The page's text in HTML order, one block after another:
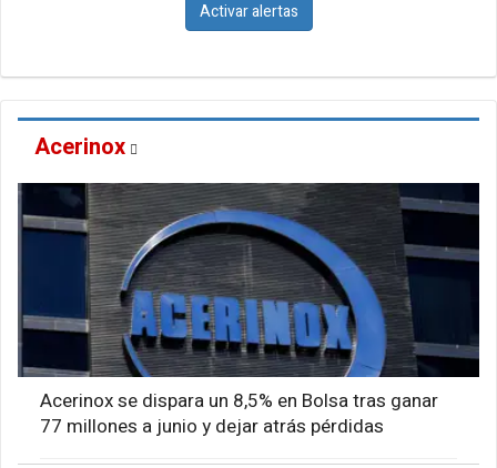
Activar alertas
Acerinox
Acerinox se dispara un 8,5% en Bolsa tras ganar
77 millones a junio y dejar atrás pérdidas